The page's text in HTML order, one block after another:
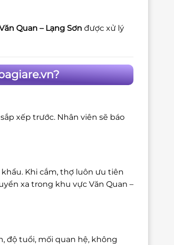
Quan – Lạng Sơn được xử lý
xếp trước. Nhân viên sẽ báo
Khi cắm, thợ luôn ưu tiên
xa trong khu vực Văn Quan –
độ tuổi, mối quan hệ, không